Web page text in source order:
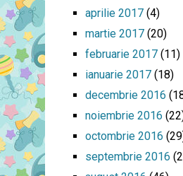
aprilie 2017(4)
martie 2017(20)
februarie 2017(11)
ianuarie 2017(18)
decembrie 2016
noiembrie 2016
octombrie 2016
septembrie 2016